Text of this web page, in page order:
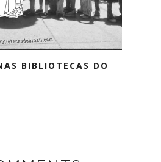
BIBLIOTECAS DO